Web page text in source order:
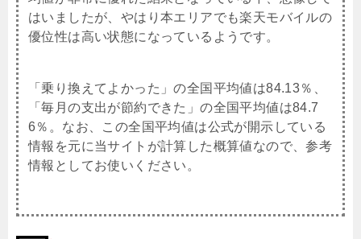
はいましたが、やはり本エリアでも楽天モバイルの
優位性は高い状態になっているようです。
「乗り換えてよかった」の全国平均値は84.13％、
「毎月の支出が節約できた」の全国平均値は84.7
6％。なお、この全国平均値は公式が開示している
情報を元に当サイトが計算した概算値なので、参考
情報としてお使いください。